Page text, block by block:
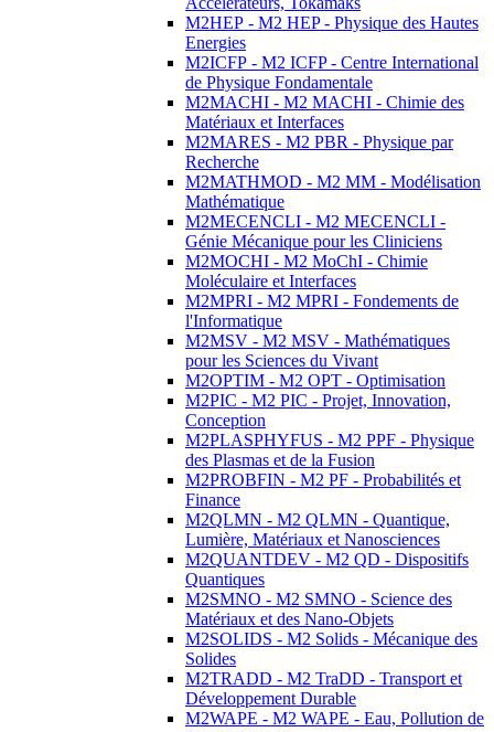
M2HEP - M2 HEP - Physique des Hautes
Energies
M2ICFP - M2 ICFP - Centre International
de Physique Fondamentale
M2MACHI - M2 MACHI - Chimie des
Matériaux et Interfaces
M2MARES - M2 PBR - Physique par
Recherche
M2MATHMOD - M2 MM - Modélisation
Mathématique
M2MECENCLI - M2 MECENCLI -
Génie Mécanique pour les Cliniciens
M2MOCHI - M2 MoChI - Chimie
Moléculaire et Interfaces
M2MPRI - M2 MPRI - Fondements de
l'Informatique
M2MSV - M2 MSV - Mathématiques
pour les Sciences du Vivant
M2OPTIM - M2 OPT - Optimisation
M2PIC - M2 PIC - Projet, Innovation,
Conception
M2PLASPHYFUS - M2 PPF - Physique
des Plasmas et de la Fusion
M2PROBFIN - M2 PF - Probabilités et
Finance
M2QLMN - M2 QLMN - Quantique,
Lumière, Matériaux et Nanosciences
M2QUANTDEV - M2 QD - Dispositifs
Quantiques
M2SMNO - M2 SMNO - Science des
Matériaux et des Nano-Objets
M2SOLIDS - M2 Solids - Mécanique des
Solides
M2TRADD - M2 TraDD - Transport et
Développement Durable
M2WAPE - M2 WAPE - Eau, Pollution de